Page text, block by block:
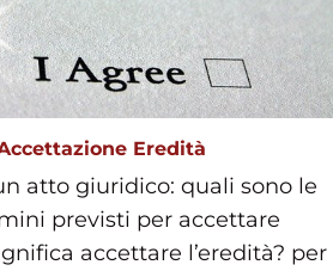
Eredità
atto giuridico: quali sono le
previsti per accettare
accettare l’eredità? per